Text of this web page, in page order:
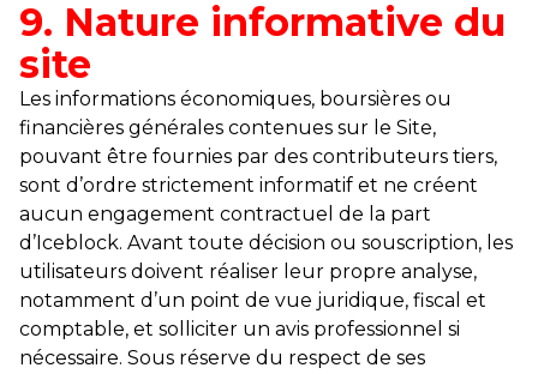
9. Nature informative du
site
Les informations économiques, boursières ou
financières générales contenues sur le Site,
pouvant être fournies par des contributeurs tiers,
sont d’ordre strictement informatif et ne créent
aucun engagement contractuel de la part
d’Iceblock. Avant toute décision ou souscription, les
utilisateurs doivent réaliser leur propre analyse,
notamment d’un point de vue juridique, fiscal et
comptable, et solliciter un avis professionnel si
nécessaire. Sous réserve du respect de ses